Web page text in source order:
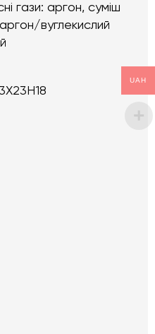
гази: аргон, суміш
вуглекислий
UAH